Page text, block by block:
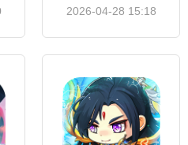
2026-04-28 15:18